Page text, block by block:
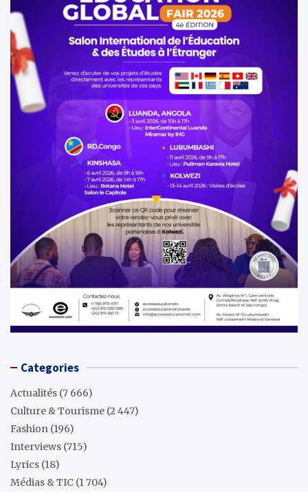
Categories
Actualités (7 666)
Culture & Tourisme (2 447)
Fashion (196)
Interviews (715)
Lyrics (18)
Médias & TIC (1 704)